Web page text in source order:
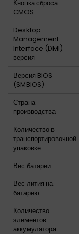
Кнопка сброса
CMOS
Desktop
Management
Interface (DMI)
версия
Версия BIOS
(SMBIOS)
Страна
производства
Количество в
транспортировочной
упаковке
Вес батареи
Вес лития на
батарею
Количество
элементов
аккумулятора